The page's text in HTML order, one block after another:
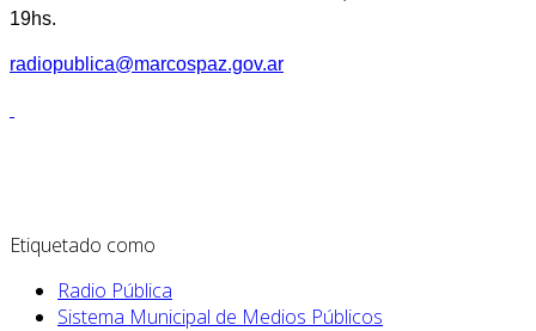
19hs.
radiopublica@marcospaz.gov.ar
Etiquetado como
Radio Pública
Sistema Municipal de Medios Públicos